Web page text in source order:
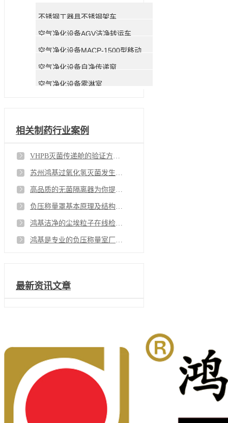
不锈钢工器具不锈钢架车
空气净化设备AGV洁净转运车
空气净化设备自净传递窗
空气净化设备雾淋室
相关制药行业案例
最新资讯文章